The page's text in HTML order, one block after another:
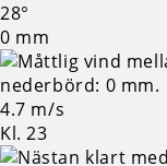
28°
0 mm
4.7 m/s
Kl. 23